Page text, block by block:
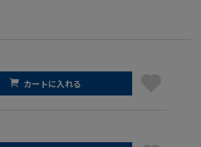
カートに入れる